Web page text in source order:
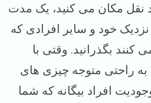
نقل مکان می کنید، یک مدت
خود و سایر افرادی که
بگذرانید. وقتی با
به راحتی متوجه چیزی های
افراد بیگانه که شما